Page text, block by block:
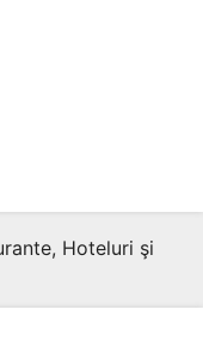
Hoteluri şi